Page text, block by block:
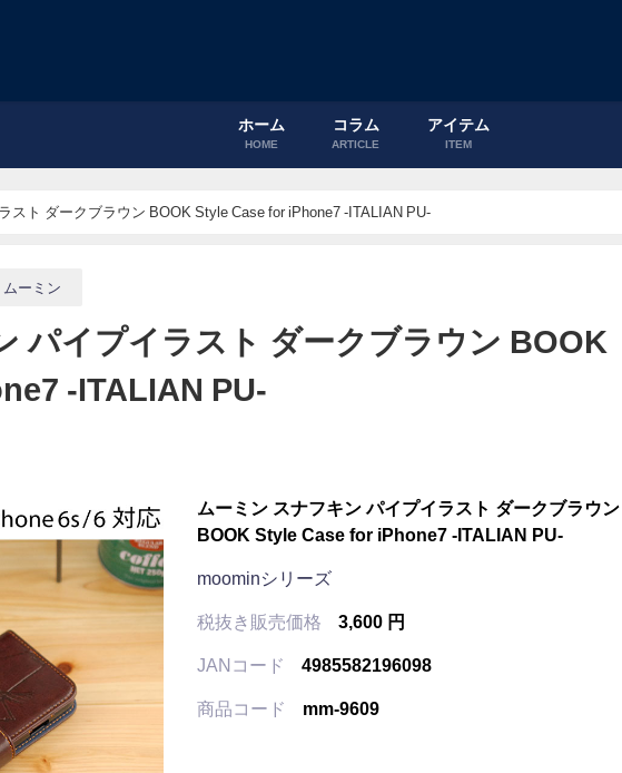
ホーム
HOME
コラム
ARTICLE
アイテム
ITEM
スト ダークブラウン BOOK Style Case for iPhone7 -ITALIAN PU-
ムーミン
パイプイラスト ダークブラウン BOOK
-ITALIAN PU-
ムーミン スナフキン パイプイラスト ダークブラウン
BOOK Style Case for iPhone7 -ITALIAN PU-
moominシリーズ
税抜き販売価格 3,600 円
JANコード 4985582196098
商品コード mm-9609